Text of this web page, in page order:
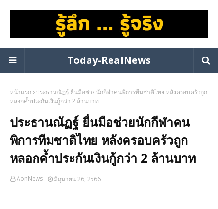
Today-RealNews
หน้าแรก ประธานณัฏฐ์ ยื่นมือช่วยนักกีฬาคนพิการทีมชาติไทย หลังครอบครัวถูก
หลอกค้ำประกันเงินกู้กว่า 2 ล้านบาท
ประธานณัฏฐ์ ยื่นมือช่วยนักกีฬาคน
พิการทีมชาติไทย หลังครอบครัวถูก
หลอกค้ำประกันเงินกู้กว่า 2 ล้านบาท
AonNews มิถุนายน 26, 2566